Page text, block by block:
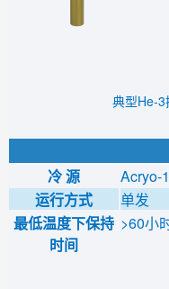
典型He-3
冷 源 Acryo-
运行方式
单发
最低温度下保持
时间
>60小